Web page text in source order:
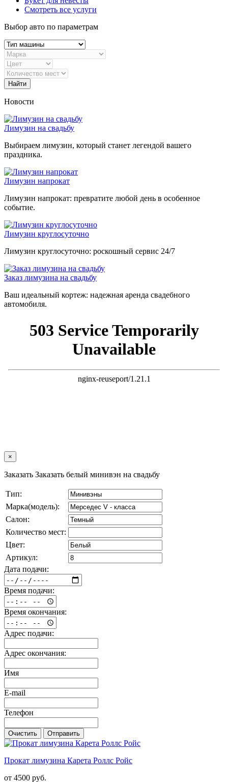
Смотреть все услуги
Выбор авто по параметрам
Найти
Новости
Лимузин на свадьбу
Выбираем лимузин, который станет легендой вашего
праздника.
Лимузин напрокат
Лимузин напрокат: превратите любой день в особенное
событие.
Лимузин круглосуточно
Лимузин круглосуточно: роскошный сервис 24/7
Заказ лимузина на свадьбу
Ваш идеальный кортеж: надежная аренда свадебного
автомобиля.
×
Заказать Заказать белый минивэн на свадьбу
Тип:
Марка(модель):
Салон:
Количество мест:
Цвет:
Артикул:
Дата подачи:
Время подачи:
Время окончания:
Адрес подачи:
Адрес окончания:
Имя
E-mail
Телефон
Очистить Отправить
Прокат лимузина Карета Роллс Ройс
от 4500 руб.